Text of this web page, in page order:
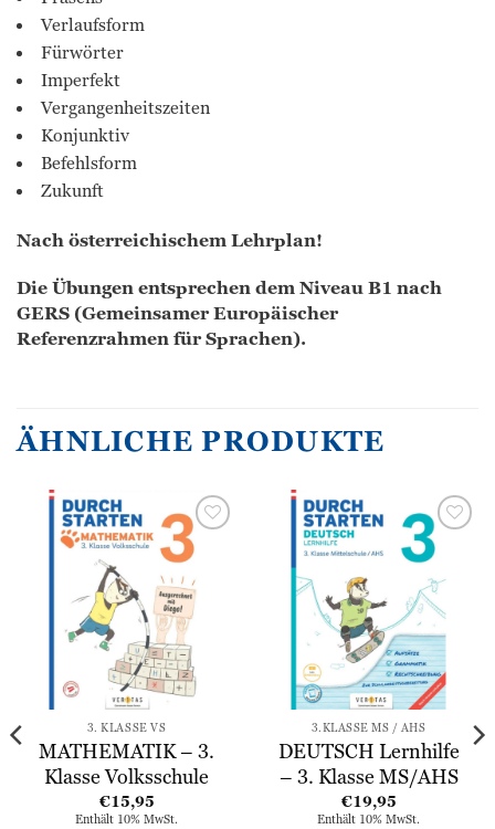
Verlaufsform
Fürwörter
Imperfekt
Vergangenheitszeiten
Konjunktiv
Befehlsform
Zukunft
Nach österreichischem Lehrplan!
Die Übungen entsprechen dem Niveau B1 nach
GERS (Gemeinsamer Europäischer
Referenzrahmen für Sprachen).
ÄHNLICHE PRODUKTE
Zur
Wunschliste
hinzufügen
3. KLASSE VS
MATHEMATIK – 3.
Klasse Volksschule
€15,95
Enthält 10% MwSt.
Zur
Wunschliste
hinzufügen
3.KLASSE MS / AHS
DEUTSCH Lernhilfe
– 3. Klasse MS/AHS
€19,95
Enthält 10% MwSt.